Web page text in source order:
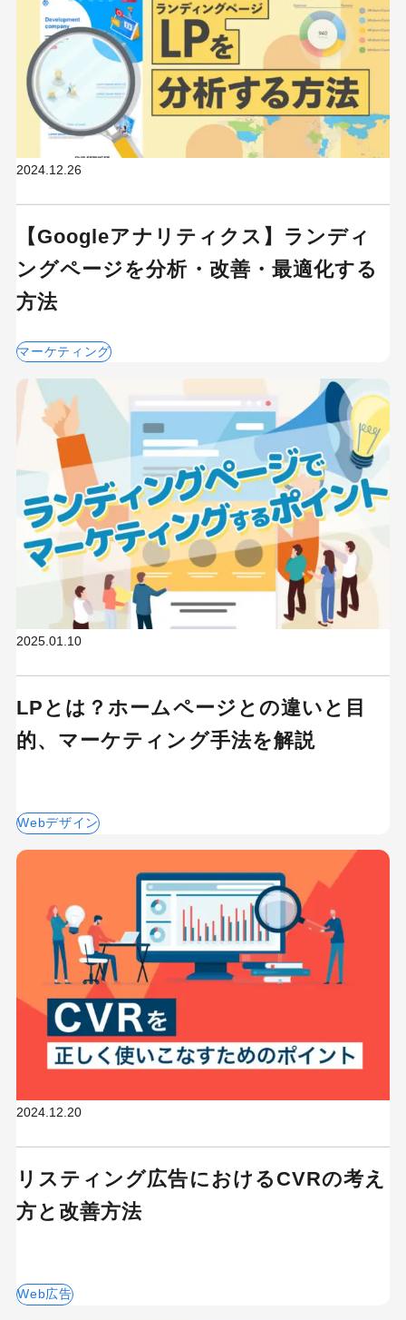
2024.12.26
【Googleアナリティクス】ランディ
ングページを分析・改善・最適化する
方法
マーケティング
2025.01.10
LPとは？ホームページとの違いと目
的、マーケティング手法を解説
Webデザイン
2024.12.20
リスティング広告におけるCVRの考え
方と改善方法
Web広告